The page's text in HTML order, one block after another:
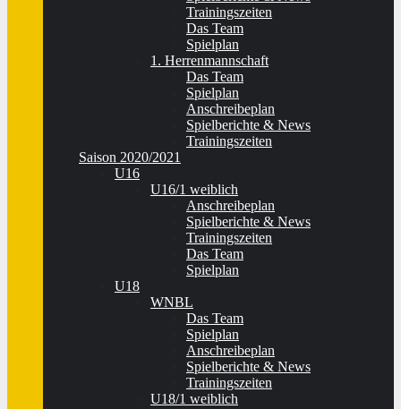
Trainingszeiten
Das Team
Spielplan
1. Herrenmannschaft
Das Team
Spielplan
Anschreibeplan
Spielberichte & News
Trainingszeiten
Saison 2020/2021
U16
U16/1 weiblich
Anschreibeplan
Spielberichte & News
Trainingszeiten
Das Team
Spielplan
U18
WNBL
Das Team
Spielplan
Anschreibeplan
Spielberichte & News
Trainingszeiten
U18/1 weiblich